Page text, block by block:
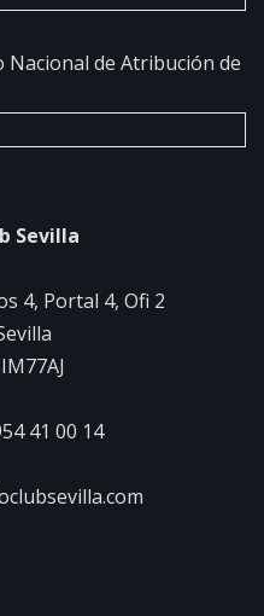
Nacional de Atribución de
Sevilla
4, Portal 4, Ofi 2
41 00 14